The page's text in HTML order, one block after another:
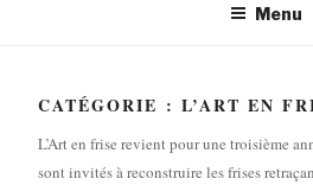
Menu
CATÉGORIE : L’ART EN
L’Art en frise revient pour une troisième
sont invités à reconstruire les frises